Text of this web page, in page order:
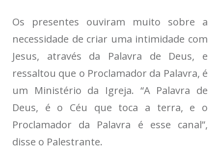
Os presentes ouviram muito sobre a
necessidade de criar uma intimidade com
Jesus, através da Palavra de Deus, e
ressaltou que o Proclamador da Palavra, é
um Ministério da Igreja. “A Palavra de
Deus, é o Céu que toca a terra, e o
Proclamador da Palavra é esse canal”,
disse o Palestrante.